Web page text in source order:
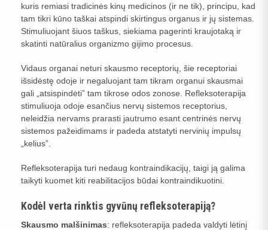
kuris remiasi tradicinės kinų medicinos (ir ne tik), principu, kad
tam tikri kūno taškai atspindi skirtingus organus ir jų sistemas.
Stimuliuojant šiuos taškus, siekiama pagerinti kraujotaką ir
skatinti natūralius organizmo gijimo procesus.
Vidaus organai neturi skausmo receptorių, šie receptoriai
išsidėstę odoje ir negaluojant tam tikram organui skausmai
gali „atsispindėti” tam tikrose odos zonose. Refleksoterapija
stimuliuoja odoje esančius nervų sistemos receptorius,
neleidžia nervams prarasti jautrumo esant centrinės nervų
sistemos pažeidimams ir padeda atstatyti nervinių impulsų
„kelius”.
Refleksoterapija turi nedaug kontraindikacijų, taigi ją galima
taikyti kuomet kiti reabilitacijos būdai kontraindikuotini.
Kodėl verta rinktis gyvūnų refleksoterapiją?
Skausmo malšinimas: refleksoterapija padeda valdyti lėtinį